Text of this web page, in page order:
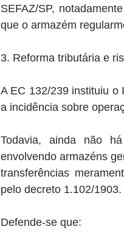
SEFAZ/SP,
que o armazém
3. Reforma tributária e
A EC 132/239 instituiu o
a incidência sobre
Todavia, ainda não
envolvendo armazéns
transferências
pelo decreto 1.102/1903.
Defende-se que: